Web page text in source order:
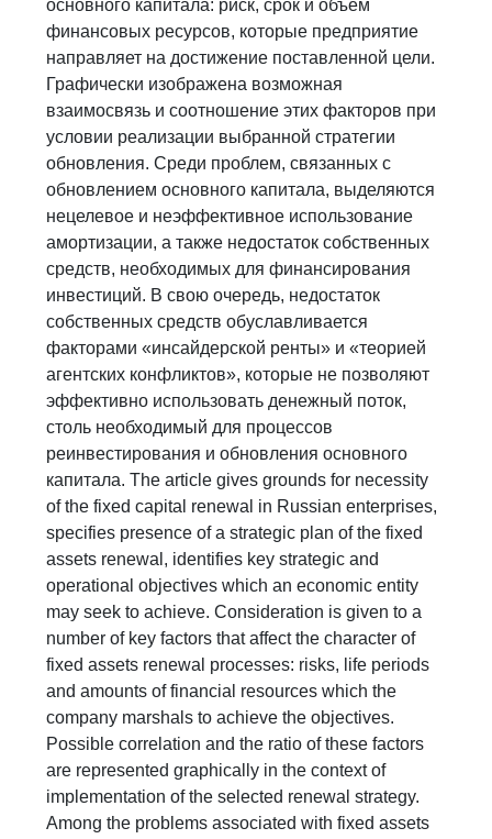
основного капитала: риск, срок и объем
финансовых ресурсов, которые предприятие
направляет на достижение поставленной цели.
Графически изображена возможная
взаимосвязь и соотношение этих факторов при
условии реализации выбранной стратегии
обновления. Среди проблем, связанных с
обновлением основного капитала, выделяются
нецелевое и неэффективное использование
амортизации, а также недостаток собственных
средств, необходимых для финансирования
инвестиций. В свою очередь, недостаток
собственных средств обуславливается
факторами «инсайдерской ренты» и «теорией
агентских конфликтов», которые не позволяют
эффективно использовать денежный поток,
столь необходимый для процессов
реинвестирования и обновления основного
капитала. The article gives grounds for necessity
of the fixed capital renewal in Russian enterprises,
specifies presence of a strategic plan of the fixed
assets renewal, identifies key strategic and
operational objectives which an economic entity
may seek to achieve. Consideration is given to a
number of key factors that affect the character of
fixed assets renewal processes: risks, life periods
and amounts of financial resources which the
company marshals to achieve the objectives.
Possible correlation and the ratio of these factors
are represented graphically in the context of
implementation of the selected renewal strategy.
Among the problems associated with fixed assets